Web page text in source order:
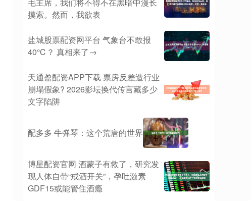
摸索。然而，我欲表
盐城股票配资网平台 气象台不敢报
40℃？ 真相来了→
天通盈配资APP下载 票房反差造行业
崩塌假象? 2026影坛换代传言藏多少
文字陷阱
配多多 牛弹琴：这个荒唐的世界
博星配资官网 酒蒙子有救了，研究发
现人体自带“戒酒开关”，孕吐激素
GDF15或能管住酒瘾